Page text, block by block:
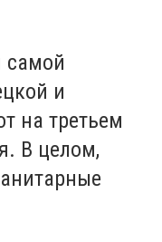
самой
и
на третьем
В целом,